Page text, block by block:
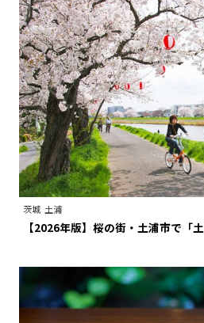
茨城 土浦
【2026年版】桜の街・土浦市で「